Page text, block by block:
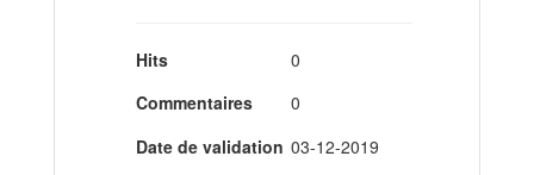
Hits
0
Commentaires
0
Date de validation 03-12-2019